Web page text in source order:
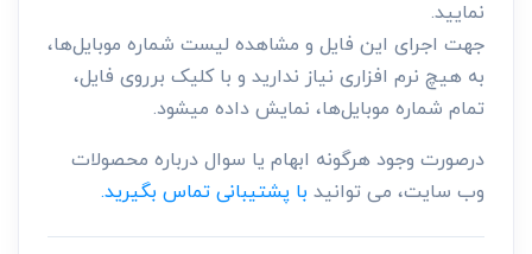
نمایید.
جهت اجرای این فایل و مشاهده لیست شماره موبایل‌ها،
به هیچ نرم افزاری نیاز ندارید و با کلیک برروی فایل،
تمام شماره موبایل‌ها، نمایش داده میشود.
درصورت وجود هرگونه ابهام یا سوال درباره محصولات
وب سایت، می توانید با پشتیبانی تماس بگیرید.